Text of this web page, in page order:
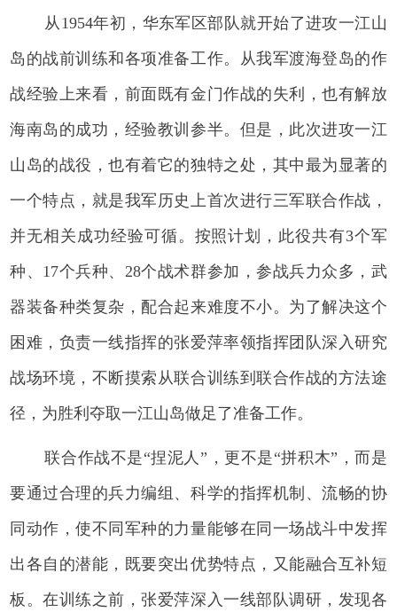
从1954年初，华东军区部队就开始了进攻一江山
岛的战前训练和各项准备工作。从我军渡海登岛的作
战经验上来看，前面既有金门作战的失利，也有解放
海南岛的成功，经验教训参半。但是，此次进攻一江
山岛的战役，也有着它的独特之处，其中最为显著的
一个特点，就是我军历史上首次进行三军联合作战，
并无相关成功经验可循。按照计划，此役共有3个军
种、17个兵种、28个战术群参加，参战兵力众多，武
器装备种类复杂，配合起来难度不小。为了解决这个
困难，负责一线指挥的张爱萍率领指挥团队深入研究
战场环境，不断摸索从联合训练到联合作战的方法途
径，为胜利夺取一江山岛做足了准备工作。
联合作战不是“捏泥人”，更不是“拼积木”，而是
要通过合理的兵力编组、科学的指挥机制、流畅的协
同动作，使不同军种的力量能够在同一场战斗中发挥
出各自的潜能，既要突出优势特点，又能融合互补短
板。在训练之前，张爱萍深入一线部队调研，发现各